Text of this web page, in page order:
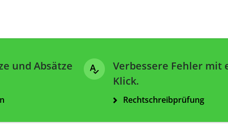
und Absätze
Verbessere Fehler mit
Klick.
Rechtschreibprüfung